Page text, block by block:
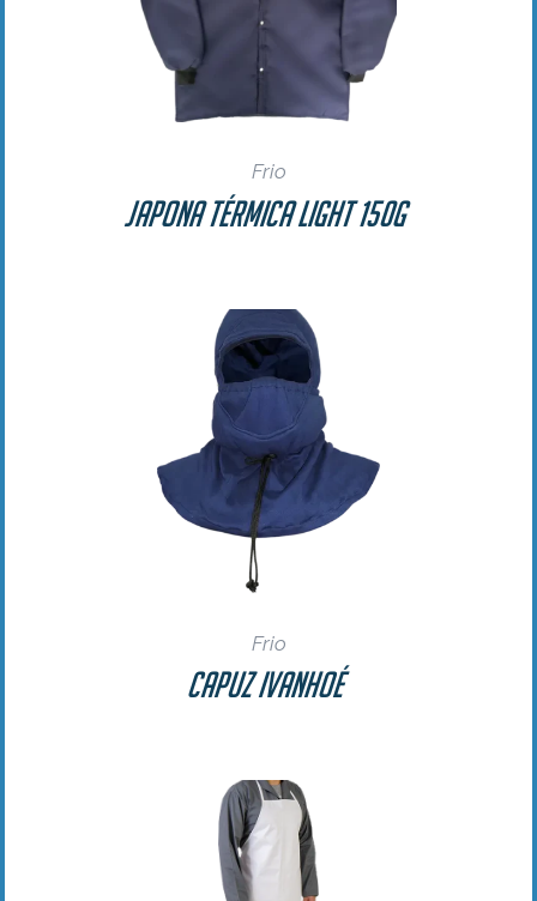
Frio
Japona Térmica Light 150g
Frio
Capuz Ivanhoé